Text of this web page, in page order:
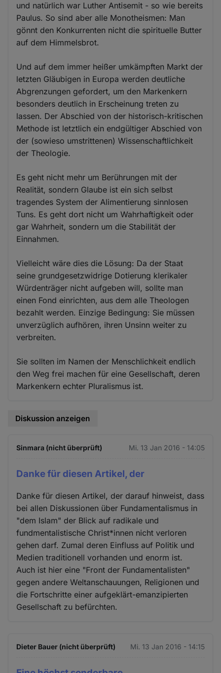
und natürlich war Luther Antisemit - so wie bereits
Paulus. So sind aber alle Monotheismen: Man
gönnt den Konkurrenten nicht die spirituelle Butter
auf dem Himmelsbrot.
Und auf dem immer heißer umkämpften Markt der
letzten Gläubigen in Europa werden deutliche
Abgrenzungen gefordert, um den Markenkern
besonders deutlich in Erscheinung treten zu
lassen. Der Abschied von der historisch-kritischen
Methode ist letztlich ein endgültiger Abschied von
der (sowieso umstrittenen) Wissenschaftlichkeit
der Theologie.
Es geht nicht mehr um Berührungen mit der
Realität, sondern Glaube ist ein sich selbst
tragendes System der Alimentierung sinnlosen
Tuns. Es geht dort nicht um Wahrhaftigkeit oder
gar Wahrheit, sondern um die Stabilität der
Einnahmen.
Vielleicht wäre dies die Lösung: Da der Staat
seine grundgesetzwidrige Dotierung klerikaler
Würdenträger nicht aufgeben will, sollte man
einen Fond einrichten, aus dem alle Theologen
bezahlt werden. Einzige Bedingung: Sie müssen
unverzüglich aufhören, ihren Unsinn weiter zu
verbreiten.
Sie sollten im Namen der Menschlichkeit endlich
den Weg frei machen für eine Gesellschaft, deren
Markenkern echter Pluralismus ist.
Diskussion anzeigen
Sinmara (nicht überprüft) Mi. 13 Jan 2016 - 14:05
Danke für diesen Artikel, der
Danke für diesen Artikel, der darauf hinweist, dass
bei allen Diskussionen über Fundamentalismus in
"dem Islam" der Blick auf radikale und
fundmentalistische Christ*innen nicht verloren
gehen darf. Zumal deren Einfluss auf Politik und
Medien traditionell vorhanden und enorm ist.
Auch ist hier eine "Front der Fundamentalisten"
gegen andere Weltanschauungen, Religionen und
die Fortschritte einer aufgeklärt-emanzipierten
Gesellschaft zu befürchten.
Dieter Bauer (nicht überprüft) Mi. 13 Jan 2016 - 14:15